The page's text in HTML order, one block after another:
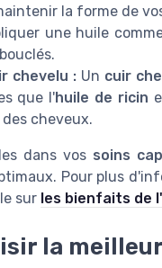
la forme de
une huile
chevelu : Un cuir
que l'huile de ricin
cheveux.
dans vos soins
Pour plus
sur les bienfaits de
la